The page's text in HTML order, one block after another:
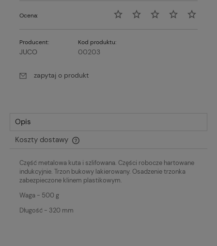
Ocena:
Producent:
JUCO
Kod produktu:
00203
zapytaj o produkt
Opis
Koszty dostawy
Cena nie zawiera ewentualnych kosztów płatności
Część metalowa kuta i szlifowana. Części robocze hartowane
indukcyjnie. Trzon bukowy lakierowany. Osadzenie trzonka
zabezpieczone klinem plastikowym.
Waga - 500 g
Długość - 320 mm